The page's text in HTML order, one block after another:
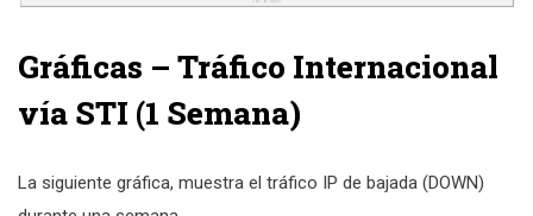
Gráficas – Tráfico Internacional
vía STI (1 Semana)
La siguiente gráfica, muestra el tráfico IP de bajada (DOWN)